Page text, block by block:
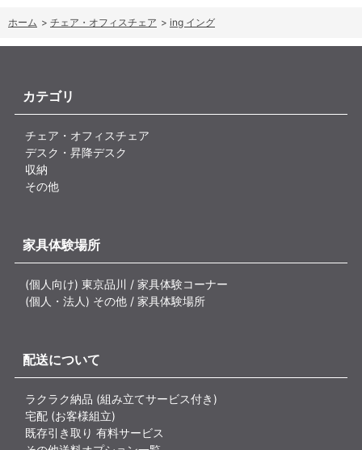
ホーム > チェア・オフィスチェア > ing イング
カテゴリ
チェア・オフィスチェア
デスク・昇降デスク
収納
その他
家具体験場所
(個人向け) 東京品川 / 家具体験コーナー
(個人・法人) その他 / 家具体験場所
配送について
ラクラク納品 (組み立てサービス付き)
宅配 (お客様組立)
既存引き取り 有料サービス